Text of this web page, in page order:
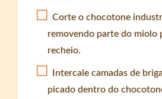
Corte o chocotone
removendo parte do miolo
recheio.
Intercale camadas de
picado dentro do